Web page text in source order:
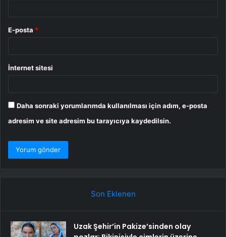
E-posta *
İnternet sitesi
Daha sonraki yorumlarımda kullanılması için adım, e-posta
adresim ve site adresim bu tarayıcıya kaydedilsin.
Son Eklenen
Uzak Şehir’in Pakize’sinden olay